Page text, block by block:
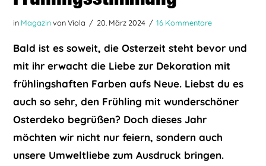
in Magazinvon Viola 20. März 2024 16 Kommentare
Bald ist es soweit, die Osterzeit steht bevor und
mit ihr erwacht die Liebe zur Dekoration mit
frühlingshaften Farben aufs Neue. Liebst du es
auch so sehr, den Frühling mit wunderschöner
Osterdeko begrüßen? Doch dieses Jahr
möchten wir nicht nur feiern, sondern auch
unsere Umweltliebe zum Ausdruck bringen.